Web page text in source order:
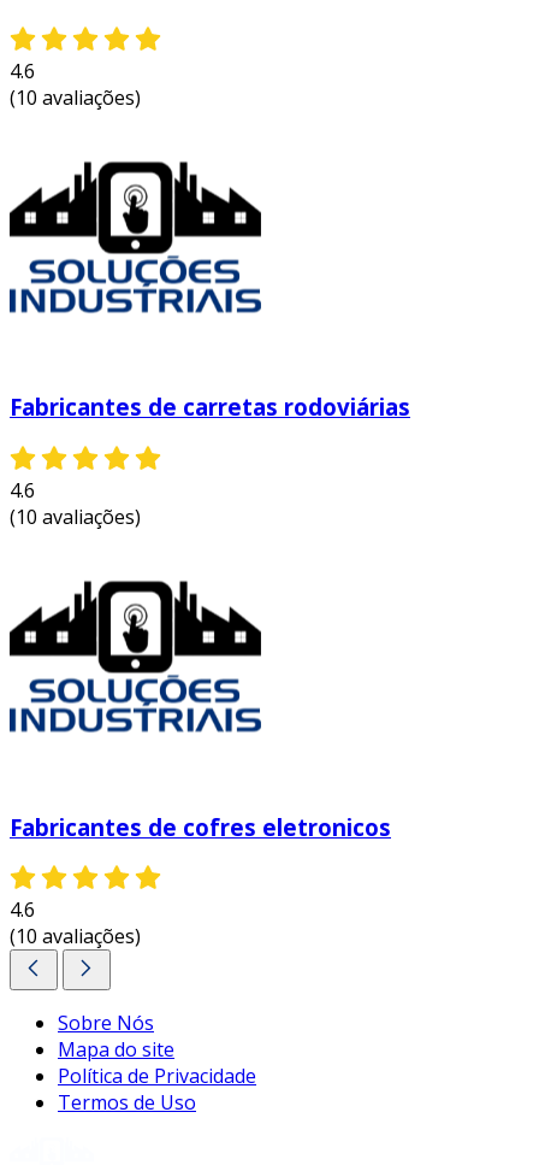
entre em contato e solicite um orçamento
personalizado!
4.6
(10 avaliações)
Fabricantes de carretas rodoviárias
4.6
(10 avaliações)
Fabricantes de cofres eletronicos
4.6
(10 avaliações)
Sobre Nós
Mapa do site
Política de Privacidade
Termos de Uso